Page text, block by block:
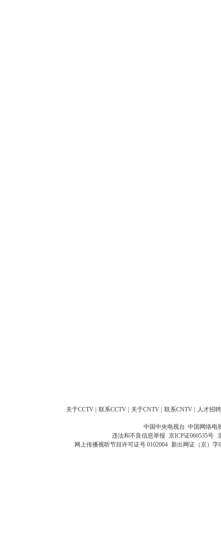
关于CCTV 联系CCTV 关于CNTV 联系CNTV 人才招聘
中国中央电视台 中国网络电
违法和不良信息举报 京ICP证060535号
网上传播视听节目许可证号 0102004 新出网证（京）